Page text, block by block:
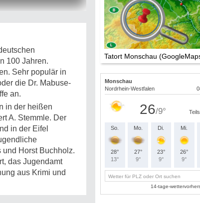
100 Jahren.
Sehr populär in
die Dr. Mabuse-
an.
in der heißen
A. Stemmle. Der
in der Eifel
Horst Buchholz.
das Jugendamt
aus Krimi und
Tatort Monschau